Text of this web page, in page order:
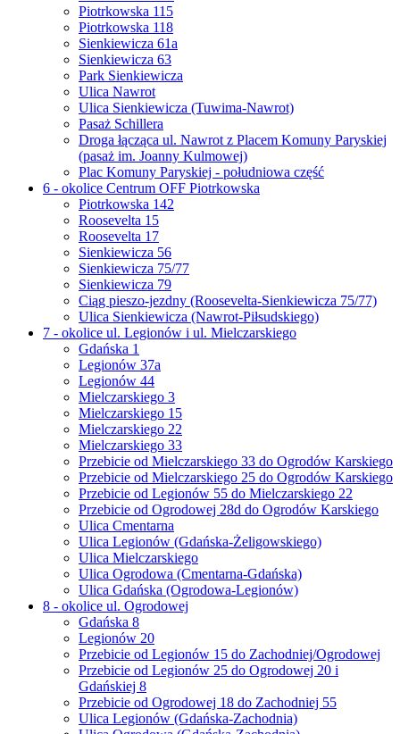
Piotrkowska 115
Piotrkowska 118
Sienkiewicza 61a
Sienkiewicza 63
Park Sienkiewicza
Ulica Nawrot
Ulica Sienkiewicza (Tuwima-Nawrot)
Pasaż Schillera
Droga łącząca ul. Nawrot z Placem Komuny Paryskiej
(pasaż im. Joanny Kulmowej)
Plac Komuny Paryskiej - południowa część
6 - okolice Centrum OFF Piotrkowska
Piotrkowska 142
Roosevelta 15
Roosevelta 17
Sienkiewicza 56
Sienkiewicza 75/77
Sienkiewicza 79
Ciąg pieszo-jezdny (Roosevelta-Sienkiewicza 75/77)
Ulica Sienkiewicza (Nawrot-Piłsudskiego)
7 - okolice ul. Legionów i ul. Mielczarskiego
Gdańska 1
Legionów 37a
Legionów 44
Mielczarskiego 3
Mielczarskiego 15
Mielczarskiego 22
Mielczarskiego 33
Przebicie od Mielczarskiego 33 do Ogrodów Karskiego
Przebicie od Mielczarskiego 25 do Ogrodów Karskiego
Przebicie od Legionów 55 do Mielczarskiego 22
Przebicie od Ogrodowej 28d do Ogrodów Karskiego
Ulica Cmentarna
Ulica Legionów (Gdańska-Żeligowskiego)
Ulica Mielczarskiego
Ulica Ogrodowa (Cmentarna-Gdańska)
Ulica Gdańska (Ogrodowa-Legionów)
8 - okolice ul. Ogrodowej
Gdańska 8
Legionów 20
Przebicie od Legionów 15 do Zachodniej/Ogrodowej
Przebicie od Legionów 25 do Ogrodowej 20 i
Gdańskiej 8
Przebicie od Ogrodowej 18 do Zachodniej 55
Ulica Legionów (Gdańska-Zachodnia)